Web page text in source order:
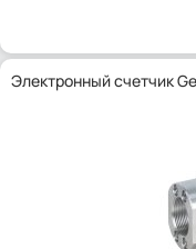
Электронный счетчик